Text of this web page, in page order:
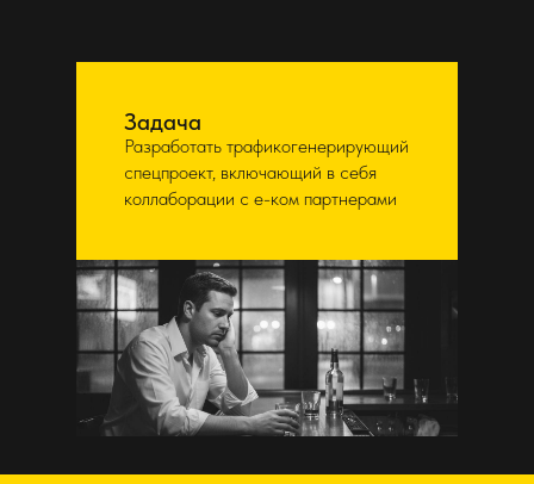
Задача
Разработать трафикогенерирующий
спецпроект, включающий в себя
коллаборации с е-ком партнерами